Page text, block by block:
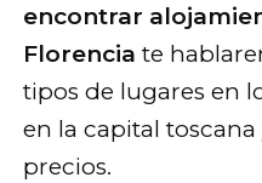
encontrar
Florencia te
tipos de lugares en
en la capital
precios.